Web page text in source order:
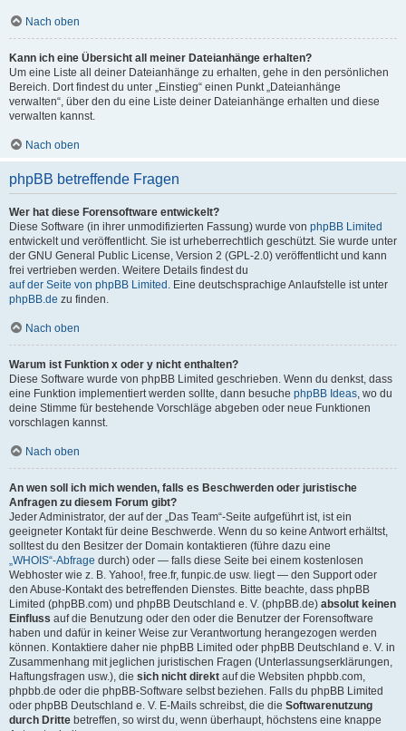
Nach oben
Kann ich eine Übersicht all meiner Dateianhänge erhalten?
Um eine Liste all deiner Dateianhänge zu erhalten, gehe in den persönlichen
Bereich. Dort findest du unter „Einstieg“ einen Punkt „Dateianhänge
verwalten“, über den du eine Liste deiner Dateianhänge erhalten und diese
verwalten kannst.
Nach oben
phpBB betreffende Fragen
Wer hat diese Forensoftware entwickelt?
Diese Software (in ihrer unmodifizierten Fassung) wurde von phpBB Limited
entwickelt und veröffentlicht. Sie ist urheberrechtlich geschützt. Sie wurde unter
der GNU General Public License, Version 2 (GPL-2.0) veröffentlicht und kann
frei vertrieben werden. Weitere Details findest du
auf der Seite von phpBB Limited . Eine deutschsprachige Anlaufstelle ist unter
phpBB.de zu finden.
Nach oben
Warum ist Funktion x oder y nicht enthalten?
Diese Software wurde von phpBB Limited geschrieben. Wenn du denkst, dass
eine Funktion implementiert werden sollte, dann besuche phpBB Ideas, wo du
deine Stimme für bestehende Vorschläge abgeben oder neue Funktionen
vorschlagen kannst.
Nach oben
An wen soll ich mich wenden, falls es Beschwerden oder juristische
Anfragen zu diesem Forum gibt?
Jeder Administrator, der auf der „Das Team“-Seite aufgeführt ist, ist ein
geeigneter Kontakt für deine Beschwerde. Wenn du so keine Antwort erhältst,
solltest du den Besitzer der Domain kontaktieren (führe dazu eine
„WHOIS“-Abfrage durch) oder — falls diese Seite bei einem kostenlosen
Webhoster wie z. B. Yahoo!, free.fr, funpic.de usw. liegt — den Support oder
den Abuse-Kontakt des betreffenden Dienstes. Bitte beachte, dass phpBB
Limited (phpBB.com) und phpBB Deutschland e. V. (phpBB.de) absolut keinen
Einfluss auf die Benutzung oder den oder die Benutzer der Forensoftware
haben und dafür in keiner Weise zur Verantwortung herangezogen werden
können. Kontaktiere daher nie phpBB Limited oder phpBB Deutschland e. V. in
Zusammenhang mit jeglichen juristischen Fragen (Unterlassungserklärungen,
Haftungsfragen usw.), die sich nicht direkt auf die Websiten phpbb.com,
phpbb.de oder die phpBB-Software selbst beziehen. Falls du phpBB Limited
oder phpBB Deutschland e. V. E-Mails schreibst, die die Softwarenutzung
durch Dritte betreffen, so wirst du, wenn überhaupt, höchstens eine knappe